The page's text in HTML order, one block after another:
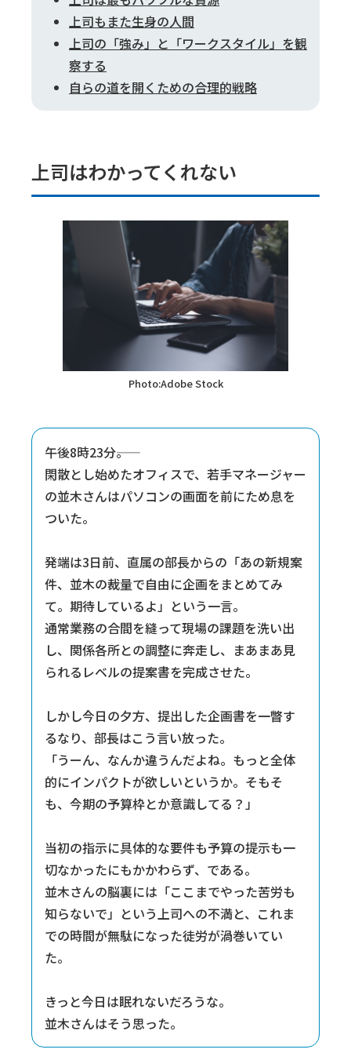
上司もまた生身の人間
上司の「強み」と「ワークスタイル」を観
察する
自らの道を開くための合理的戦略
上司はわかってくれない
Photo:Adobe Stock
午後8時23分――。
閑散とし始めたオフィスで、若手マネージャー
の並木さんはパソコンの画面を前にため息を
ついた。
発端は3日前、直属の部長からの「あの新規案
件、並木の裁量で自由に企画をまとめてみ
て。期待しているよ」という一言。
通常業務の合間を縫って現場の課題を洗い出
し、関係各所との調整に奔走し、まあまあ見
られるレベルの提案書を完成させた。
しかし今日の夕方、提出した企画書を一瞥す
るなり、部長はこう言い放った。
「うーん、なんか違うんだよね。もっと全体
的にインパクトが欲しいというか。そもそ
も、今期の予算枠とか意識してる？」
当初の指示に具体的な要件も予算の提示も一
切なかったにもかかわらず、である。
並木さんの脳裏には「ここまでやった苦労も
知らないで」という上司への不満と、これま
での時間が無駄になった徒労が渦巻いてい
た。
きっと今日は眠れないだろうな。
並木さんはそう思った。